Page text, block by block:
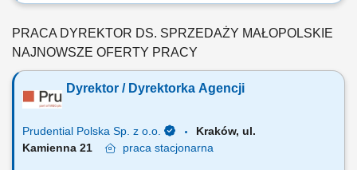
PRACA DYREKTOR DS. SPRZEDAŻY MAŁOPOLSKIE
NAJNOWSZE OFERTY PRACY
Dyrektor / Dyrektorka Agencji
Prudential Polska Sp. z o.o.
Kraków, ul.
Kamienna 21
praca stacjonarna